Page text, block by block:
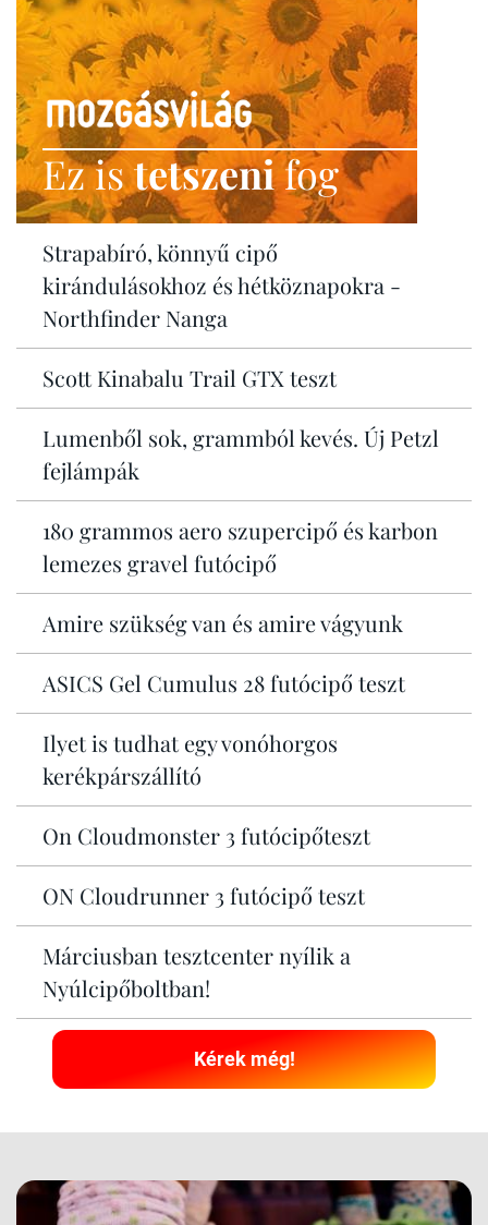
Ez istetszenifog
Strapabíró, könnyű cipő
kirándulásokhoz és hétköznapokra -
Northfinder Nanga
Scott Kinabalu Trail GTX teszt
Lumenből sok, grammból kevés. Új Petzl
fejlámpák
180 grammos aero szupercipő és karbon
lemezes gravel futócipő
Amire szükség van és amire vágyunk
ASICS Gel Cumulus 28 futócipő teszt
Ilyet is tudhat egy vonóhorgos
kerékpárszállító
On Cloudmonster 3 futócipőteszt
ON Cloudrunner 3 futócipő teszt
Márciusban tesztcenter nyílik a
Nyúlcipőboltban!
Kérek még!